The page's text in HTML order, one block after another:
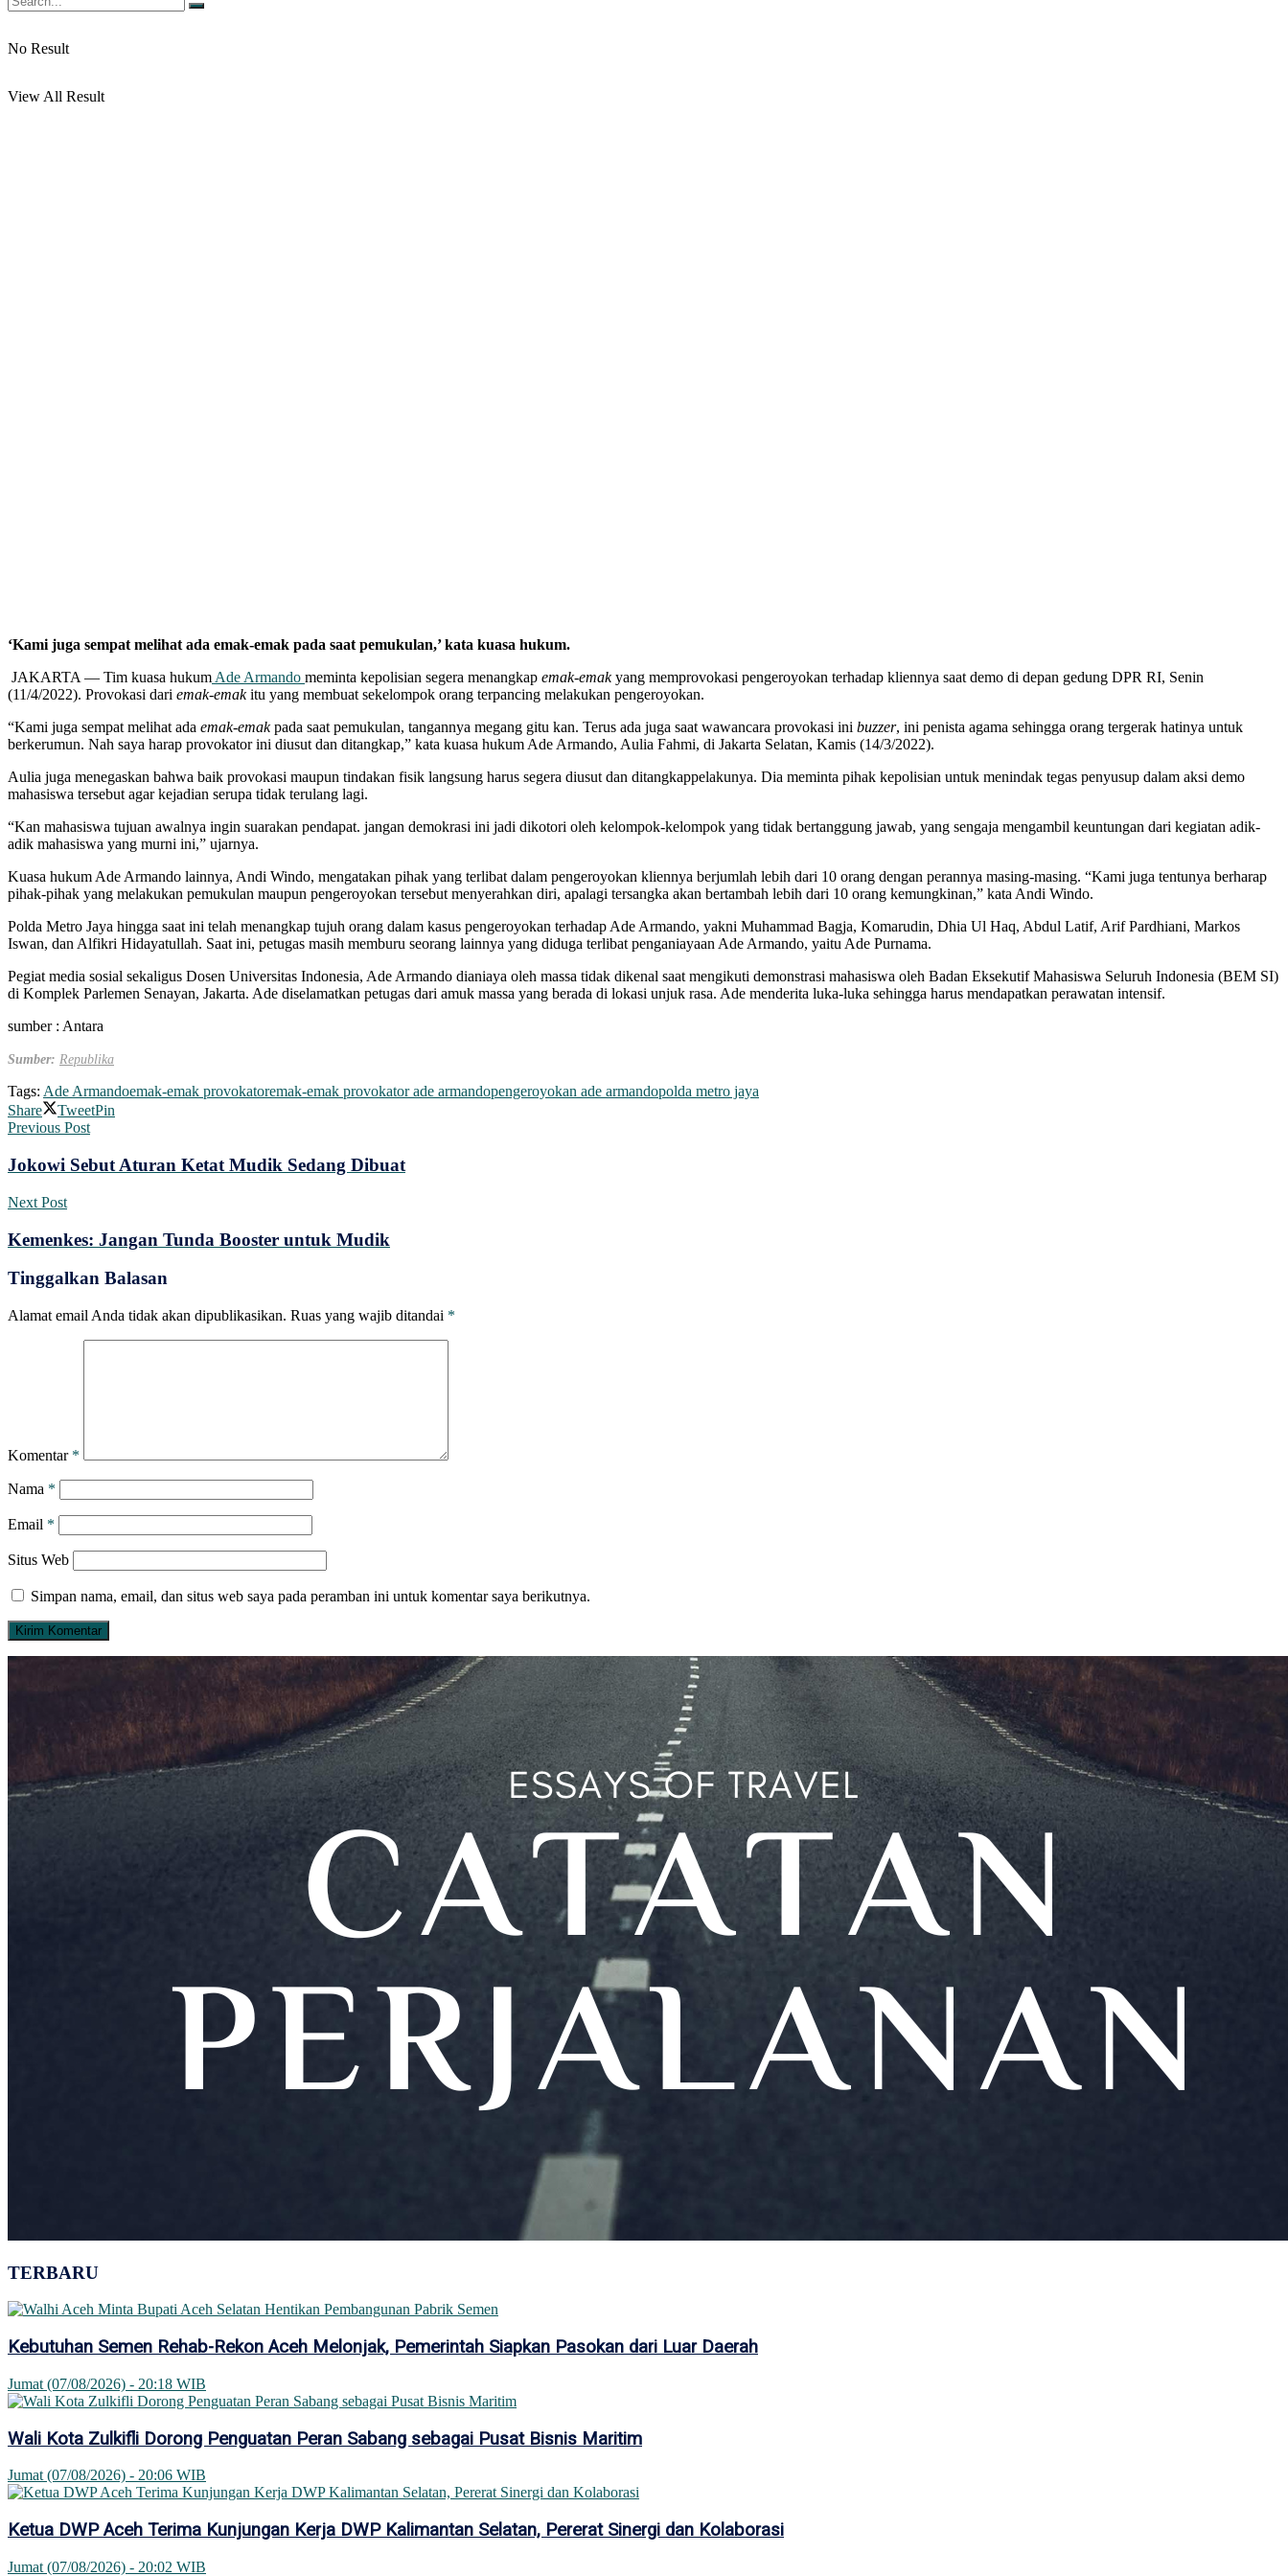
No Result
View All Result
‘Kami juga sempat melihat ada emak-emak pada saat pemukulan,’ kata kuasa hukum.
JAKARTA — Tim kuasa hukumAde Armando meminta kepolisian segera menangkap emak-emakyang memprovokasi pengeroyokan terhadap kliennya saat demo di depan gedung DPR RI, Senin
(11/4/2022). Provokasi dari emak-emakitu yang membuat sekelompok orang terpancing melakukan pengeroyokan.
“Kami juga sempat melihat ada emak-emakpada saat pemukulan, tangannya megang gitu kan. Terus ada juga saat wawancara provokasi ini buzzer, ini penista agama sehingga orang tergerak hatinya untuk
berkerumun. Nah saya harap provokator ini diusut dan ditangkap,” kata kuasa hukum Ade Armando, Aulia Fahmi, di Jakarta Selatan, Kamis (14/3/2022).
Aulia juga menegaskan bahwa baik provokasi maupun tindakan fisik langsung harus segera diusut dan ditangkappelakunya. Dia meminta pihak kepolisian untuk menindak tegas penyusup dalam aksi demo
mahasiswa tersebut agar kejadian serupa tidak terulang lagi.
“Kan mahasiswa tujuan awalnya ingin suarakan pendapat. jangan demokrasi ini jadi dikotori oleh kelompok-kelompok yang tidak bertanggung jawab, yang sengaja mengambil keuntungan dari kegiatan adik-
adik mahasiswa yang murni ini,” ujarnya.
Kuasa hukum Ade Armando lainnya, Andi Windo, mengatakan pihak yang terlibat dalam pengeroyokan kliennya berjumlah lebih dari 10 orang dengan perannya masing-masing. “Kami juga tentunya berharap
pihak-pihak yang melakukan pemukulan maupun pengeroyokan tersebut menyerahkan diri, apalagi tersangka akan bertambah lebih dari 10 orang kemungkinan,” kata Andi Windo.
Polda Metro Jaya hingga saat ini telah menangkap tujuh orang dalam kasus pengeroyokan terhadap Ade Armando, yakni Muhammad Bagja, Komarudin, Dhia Ul Haq, Abdul Latif, Arif Pardhiani, Markos
Iswan, dan Alfikri Hidayatullah. Saat ini, petugas masih memburu seorang lainnya yang diduga terlibat penganiayaan Ade Armando, yaitu Ade Purnama.
Pegiat media sosial sekaligus Dosen Universitas Indonesia, Ade Armando dianiaya oleh massa tidak dikenal saat mengikuti demonstrasi mahasiswa oleh Badan Eksekutif Mahasiswa Seluruh Indonesia (BEM SI)
di Komplek Parlemen Senayan, Jakarta. Ade diselamatkan petugas dari amuk massa yang berada di lokasi unjuk rasa. Ade menderita luka-luka sehingga harus mendapatkan perawatan intensif.
sumber : Antara
Sumber: Republika
Tags: Ade Armandoemak-emak provokatoremak-emak provokator ade armandopengeroyokan ade armandopolda metro jaya
Share
TweetPin
Previous Post
Jokowi Sebut Aturan Ketat Mudik Sedang Dibuat
Next Post
Kemenkes: Jangan Tunda Booster untuk Mudik
Tinggalkan Balasan
Alamat email Anda tidak akan dipublikasikan. Ruas yang wajib ditandai *
Komentar *
Nama *
Email *
Situs Web
Simpan nama, email, dan situs web saya pada peramban ini untuk komentar saya berikutnya.
TERBARU
Kebutuhan Semen Rehab-Rekon Aceh Melonjak, Pemerintah Siapkan Pasokan dari Luar Daerah
Jumat (07/08/2026) - 20:18 WIB
Wali Kota Zulkifli Dorong Penguatan Peran Sabang sebagai Pusat Bisnis Maritim
Jumat (07/08/2026) - 20:06 WIB
Ketua DWP Aceh Terima Kunjungan Kerja DWP Kalimantan Selatan, Pererat Sinergi dan Kolaborasi
Jumat (07/08/2026) - 20:02 WIB